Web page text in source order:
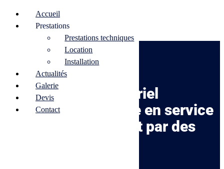
Installation de matériel
audiovisuel : la mise en service
de votre équipement par des
Accueil
Prestations
Prestations techniques
Location
Installation
Actualités
Galerie
Devis
Contact